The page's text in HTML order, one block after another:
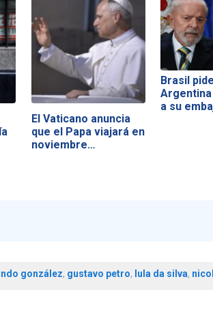
El Vaticano anuncia
que el Papa viajará en
noviembre…
Brasil
a su
gonzález, gustavo petro, lula da silva,